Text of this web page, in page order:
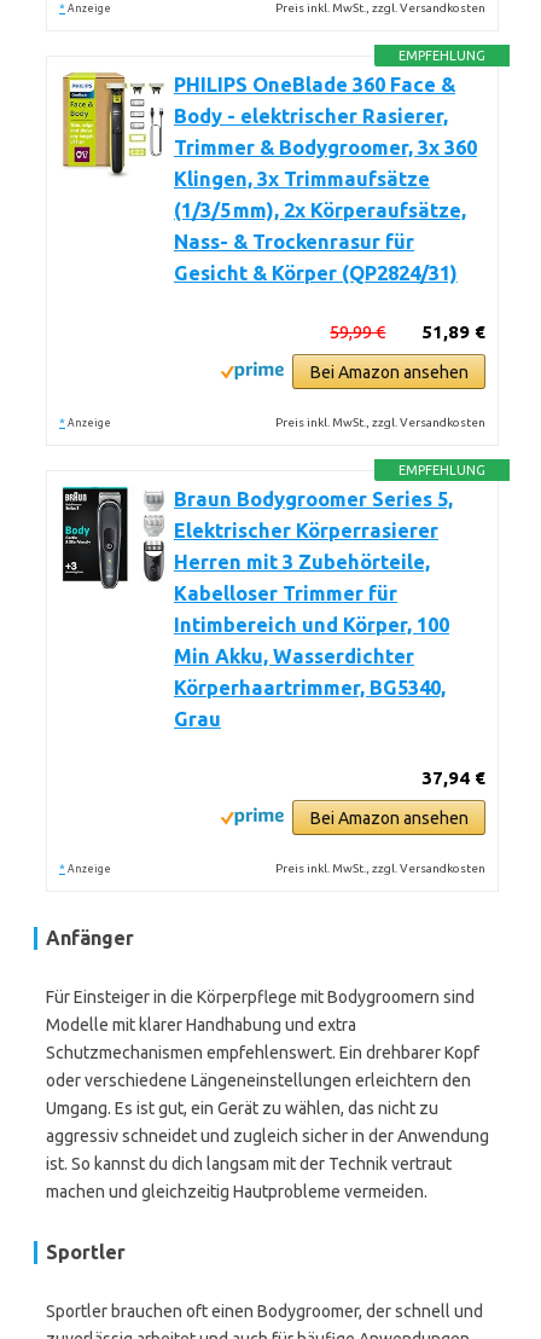
* Anzeige Preis inkl. MwSt., zzgl. Versandkosten
EMPFEHLUNG
PHILIPS OneBlade 360 Face &
Body - elektrischer Rasierer,
Trimmer & Bodygroomer, 3x 360
Klingen, 3x Trimmaufsätze
(1/3/5 mm), 2x Körperaufsätze,
Nass- & Trockenrasur für
Gesicht & Körper (QP2824/31)
51,89 €
59,99 €
Bei Amazon ansehen
* Anzeige Preis inkl. MwSt., zzgl. Versandkosten
EMPFEHLUNG
Braun Bodygroomer Series 5,
Elektrischer Körperrasierer
Herren mit 3 Zubehörteile,
Kabelloser Trimmer für
Intimbereich und Körper, 100
Min Akku, Wasserdichter
Körperhaartrimmer, BG5340,
Grau
37,94 €
Bei Amazon ansehen
* Anzeige Preis inkl. MwSt., zzgl. Versandkosten
Anfänger
Für Einsteiger in die Körperpflege mit Bodygroomern sind
Modelle mit klarer Handhabung und extra
Schutzmechanismen empfehlenswert. Ein drehbarer Kopf
oder verschiedene Längeneinstellungen erleichtern den
Umgang. Es ist gut, ein Gerät zu wählen, das nicht zu
aggressiv schneidet und zugleich sicher in der Anwendung
ist. So kannst du dich langsam mit der Technik vertraut
machen und gleichzeitig Hautprobleme vermeiden.
Sportler
Sportler brauchen oft einen Bodygroomer, der schnell und